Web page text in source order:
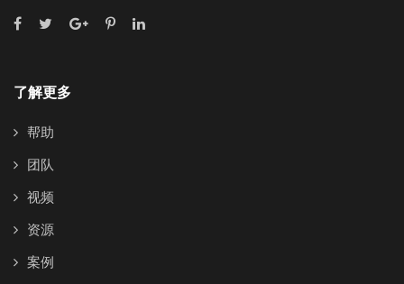
了解更多
帮助
团队
视频
资源
案例